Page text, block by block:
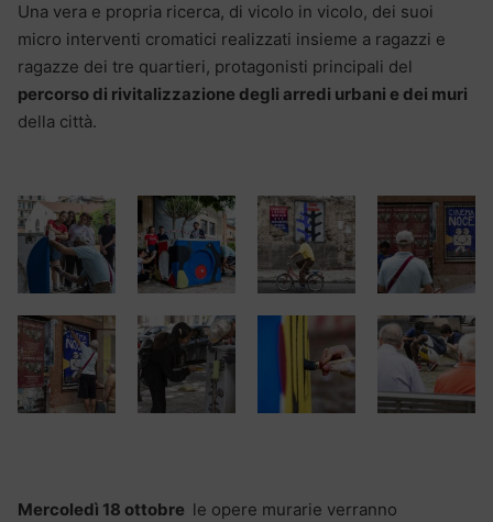
Una vera e propria ricerca, di vicolo in vicolo, dei suoi
micro interventi cromatici realizzati insieme a ragazzi e
ragazze dei tre quartieri, protagonisti principali del
percorso di rivitalizzazione degli arredi urbani e dei muri
della città.
Mercoledì 18 ottobre le opere murarie verranno